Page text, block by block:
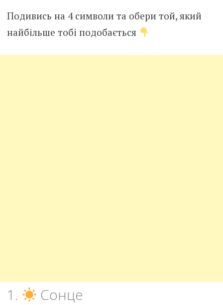
Подивись на 4 символи та обери той, який
найбільше тобі подобається
1.
Сонце